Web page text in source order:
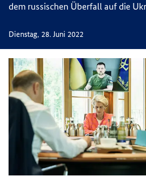
dem russischen Überfall auf die
Dienstag, 28. Juni 2022